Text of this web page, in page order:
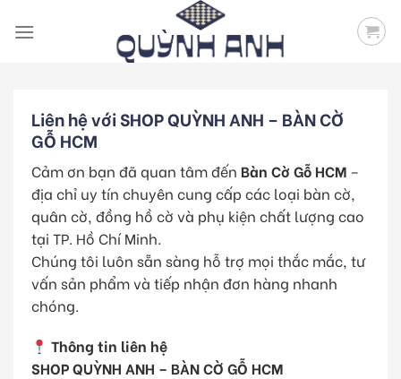
Liên hệ với SHOP QUỲNH ANH – BÀN CỜ
GỖ HCM
Cảm ơn bạn đã quan tâm đến Bàn Cờ Gỗ HCM –
địa chỉ uy tín chuyên cung cấp các loại bàn cờ,
quân cờ, đồng hồ cờ và phụ kiện chất lượng cao
tại TP. Hồ Chí Minh.
Chúng tôi luôn sẵn sàng hỗ trợ mọi thắc mắc, tư
vấn sản phẩm và tiếp nhận đơn hàng nhanh
chóng.
Thông tin liên hệ
SHOP QUỲNH ANH – BÀN CỜ GỖ HCM